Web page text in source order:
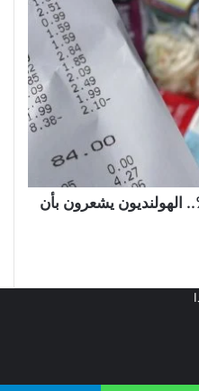
استقرار التضخم عند 3%.. الهولنديون يشعرون بأن